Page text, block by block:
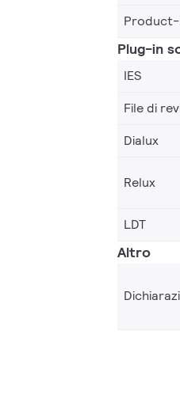
Product-
Plug-in
IES
File di
Dialux
Relux
LDT
Altro